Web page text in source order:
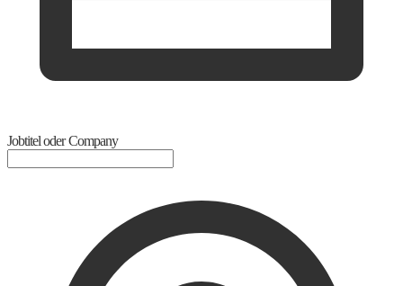
Jobtitel oder Company